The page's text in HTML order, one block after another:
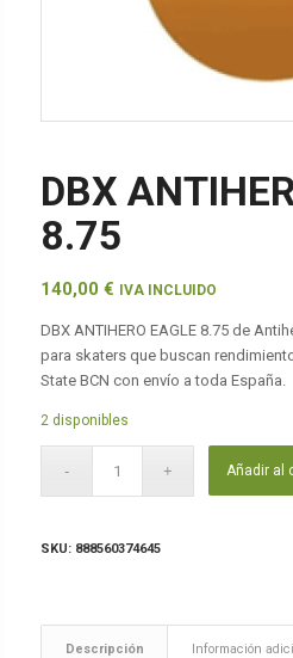
DBX
8.75
140,00 € IVA INCLUIDO
DBX ANTIHERO EAGLE 8.75 de
para skaters que buscan
State BCN con envío a toda España.
2 disponibles
Añadir al
SKU: 888560374645
Descripción Información